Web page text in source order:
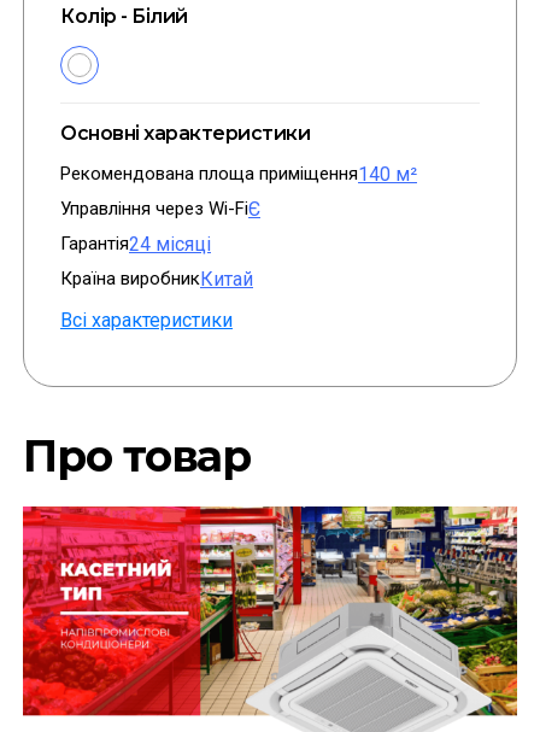
Колір - Білий
Основні характеристики
Рекомендована площа приміщення140 м²
Управління через Wi-FiЄ
Гарантія24 місяці
Країна виробникКитай
Всі характеристики
Про товар